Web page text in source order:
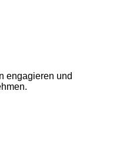
engagieren und